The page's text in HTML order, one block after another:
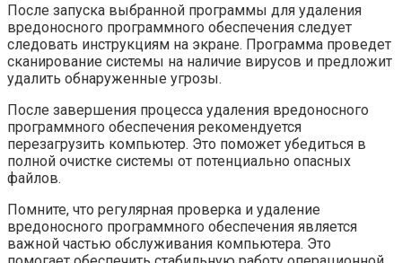
После запуска выбранной программы для удаления
вредоносного программного обеспечения следует
следовать инструкциям на экране. Программа проведет
сканирование системы на наличие вирусов и предложит
удалить обнаруженные угрозы.
После завершения процесса удаления вредоносного
программного обеспечения рекомендуется
перезагрузить компьютер. Это поможет убедиться в
полной очистке системы от потенциально опасных
файлов.
Помните, что регулярная проверка и удаление
вредоносного программного обеспечения является
важной частью обслуживания компьютера. Это